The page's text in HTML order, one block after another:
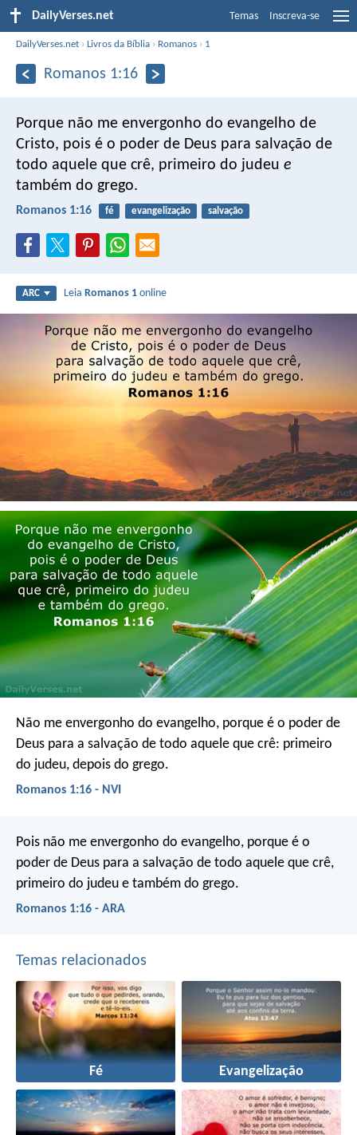
DailyVerses.net Temas Inscreva-se
DailyVerses.net ›Livros da Bíblia › Romanos › 1
Romanos 1:16
Porque não me envergonho do evangelho de
Cristo, pois é o poder de Deus para salvação de
todo aquele que crê, primeiro do judeu e
também do grego.
Romanos 1:16 fé evangelização salvação
ARC LeiaRomanos 1 online
Não me envergonho do evangelho, porque é o poder de
Deus para a salvação de todo aquele que crê: primeiro
do judeu, depois do grego.
Romanos 1:16 - NVI
Pois não me envergonho do evangelho, porque é o
poder de Deus para a salvação de todo aquele que crê,
primeiro do judeu e também do grego.
Romanos 1:16 - ARA
Temas relacionados
Fé Evangelização